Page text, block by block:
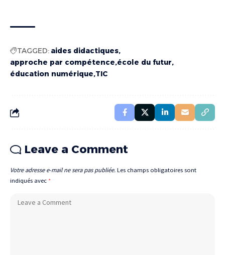
TAGGED: aides didactiques
approche par compétence école du futur
éducation numérique TIC
Leave a Comment
Votre adresse e-mail ne sera pas publiée. Les champs obligatoires sont
indiqués avec *